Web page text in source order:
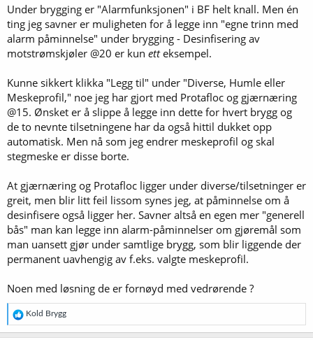
:
Under brygging er "Alarmfunksjonen" i BF helt knall. Men én
ting jeg savner er muligheten for å legge inn "egne trinn med
alarm påminnelse" under brygging - Desinfisering av
motstrømskjøler @20 er kun etteksempel.
Kunne sikkert klikka "Legg til" under "Diverse, Humle eller
Meskeprofil," noe jeg har gjort med Protafloc og gjærnæring
@15. Ønsket er å slippe å legge inn dette for hvert brygg og
de to nevnte tilsetningene har da også hittil dukket opp
automatisk. Men nå som jeg endrer meskeprofil og skal
stegmeske er disse borte.
At gjærnæring og Protafloc ligger under diverse/tilsetninger er
greit, men blir litt feil lissom synes jeg, at påminnelse om å
desinfisere også ligger her. Savner altså en egen mer "generell
bås" man kan legge inn alarm-påminnelser om gjøremål som
man uansett gjør under samtlige brygg, som blir liggende der
permanent uavhengig av f.eks. valgte meskeprofil.
Noen med løsning de er fornøyd med vedrørende ?
R
e
a
Kold Brygg